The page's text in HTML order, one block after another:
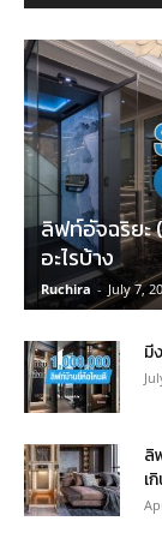
ลิฟท์อัจฉริยะ
อะไรบ้าง
Ruchira - July 7,
มี
ลิ
เ